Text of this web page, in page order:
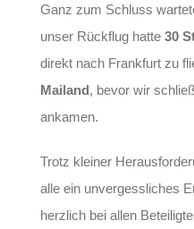
Ganz zum Schluss
unser Rückflug hatte 30
direkt nach Frankfurt zu
Mailand, bevor wir
ankamen.
Trotz kleiner
alle ein unvergessliches
herzlich bei allen